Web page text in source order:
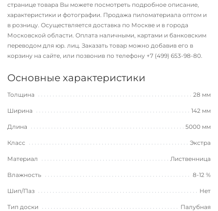
странице товара Вы можете посмотреть подробное описание,
характеристики и фотографии. Продажа пиломатериала оптом и
в розницу. Осуществляется доставка по Москве и в города
Московской области. Оплата наличными, картами и банковским
переводом для юр. лиц. Заказать товар можно добавив его в
корзину на сайте, или позвонив по телефону +7 (499) 653-98-80
Основные характеристики
Толщина 28 мм
Ширина 142 мм
Длина 5000 мм
Класс Экстра
Материал Лиственница
Влажность 8-12 %
Шип/Паз Нет
Тип доски Палубная